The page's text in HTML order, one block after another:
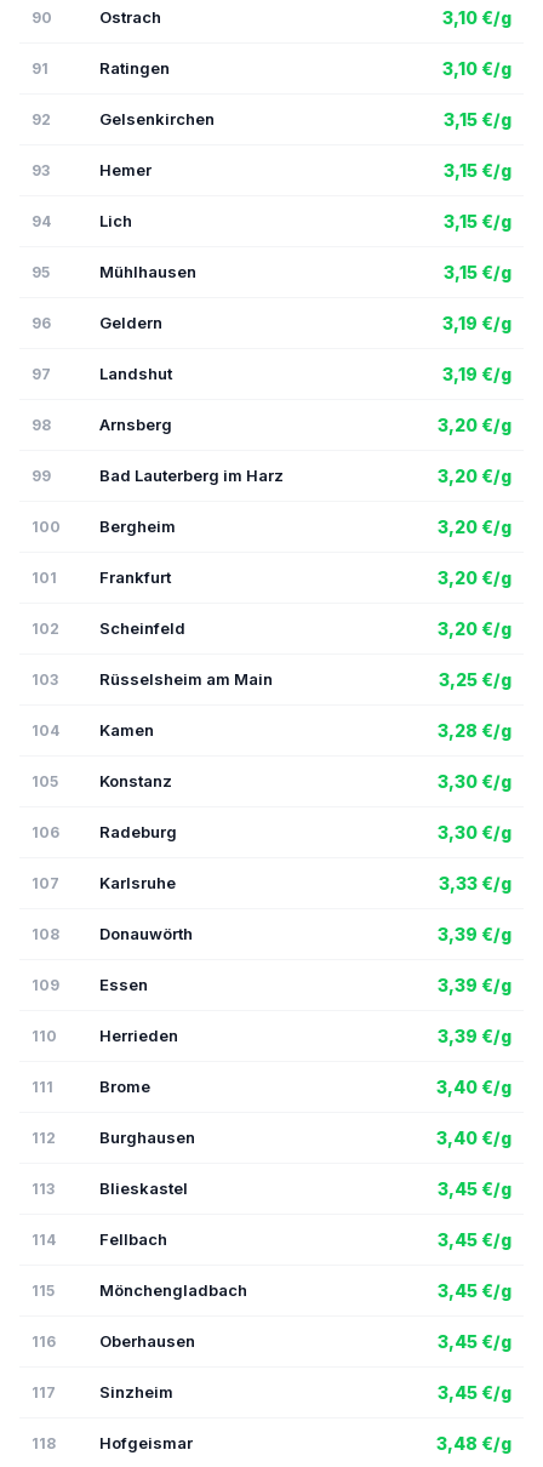
90 Ostrach 3,10 €/g
91 Ratingen 3,10 €/g
92 Gelsenkirchen 3,15 €/g
93 Hemer 3,15 €/g
94 Lich 3,15 €/g
95 Mühlhausen 3,15 €/g
96 Geldern 3,19 €/g
97 Landshut 3,19 €/g
98 Arnsberg 3,20 €/g
99 Bad Lauterberg im Harz 3,20 €/g
100 Bergheim 3,20 €/g
101 Frankfurt 3,20 €/g
102 Scheinfeld 3,20 €/g
103 Rüsselsheim am Main 3,25 €/g
104 Kamen 3,28 €/g
105 Konstanz 3,30 €/g
106 Radeburg 3,30 €/g
107 Karlsruhe 3,33 €/g
108 Donauwörth 3,39 €/g
109 Essen 3,39 €/g
110 Herrieden 3,39 €/g
111 Brome 3,40 €/g
112 Burghausen 3,40 €/g
113 Blieskastel 3,45 €/g
114 Fellbach 3,45 €/g
115 Mönchengladbach 3,45 €/g
116 Oberhausen 3,45 €/g
117 Sinzheim 3,45 €/g
118 Hofgeismar 3,48 €/g